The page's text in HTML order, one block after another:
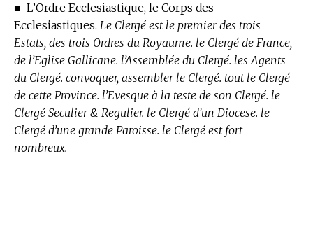
■ L’Ordre Ecclesiastique, le Corps des
Ecclesiastiques. Le Clergé est le premier des trois
Estats, des trois Ordres du Royaume. le Clergé de France,
de l’Eglise Gallicane. l’Assemblée du Clergé. les Agents
du Clergé. convoquer, assembler le Clergé. tout le Clergé
de cette Province. l’Evesque à la teste de son Clergé. le
Clergé Seculier & Regulier. le Clergé d’un Diocese. le
Clergé d’une grande Paroisse. le Clergé est fort
nombreux.